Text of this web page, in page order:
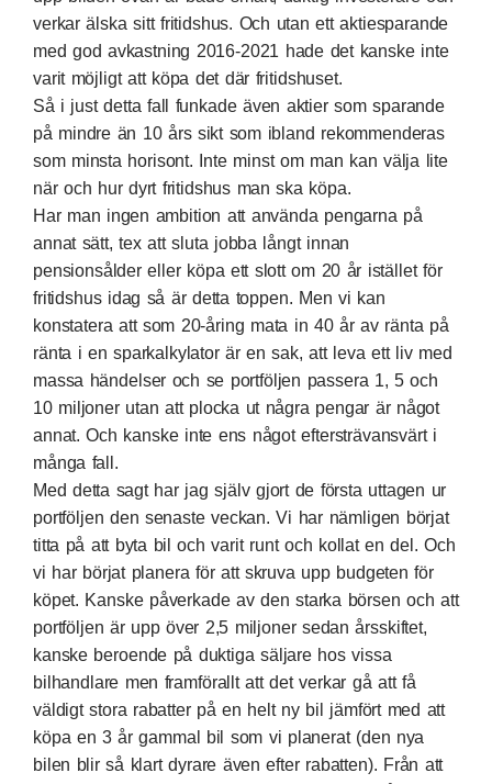
verkar älska sitt fritidshus. Och utan ett aktiesparande
med god avkastning 2016-2021 hade det kanske inte
varit möjligt att köpa det där fritidshuset.
Så i just detta fall funkade även aktier som sparande
på mindre än 10 års sikt som ibland rekommenderas
som minsta horisont. Inte minst om man kan välja lite
när och hur dyrt fritidshus man ska köpa.
Har man ingen ambition att använda pengarna på
annat sätt, tex att sluta jobba långt innan
pensionsålder eller köpa ett slott om 20 år istället för
fritidshus idag så är detta toppen. Men vi kan
konstatera att som 20-åring mata in 40 år av ränta på
ränta i en sparkalkylator är en sak, att leva ett liv med
massa händelser och se portföljen passera 1, 5 och
10 miljoner utan att plocka ut några pengar är något
annat. Och kanske inte ens något eftersträvansvärt i
många fall.
Med detta sagt har jag själv gjort de första uttagen ur
portföljen den senaste veckan. Vi har nämligen börjat
titta på att byta bil och varit runt och kollat en del. Och
vi har börjat planera för att skruva upp budgeten för
köpet. Kanske påverkade av den starka börsen och att
portföljen är upp över 2,5 miljoner sedan årsskiftet,
kanske beroende på duktiga säljare hos vissa
bilhandlare men framförallt att det verkar gå att få
väldigt stora rabatter på en helt ny bil jämfört med att
köpa en 3 år gammal bil som vi planerat (den nya
bilen blir så klart dyrare även efter rabatten). Från att